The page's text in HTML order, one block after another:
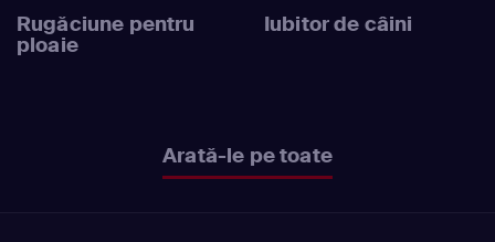
Rugăciune pentru
ploaie
Iubitor de câini
Arată-le pe toate